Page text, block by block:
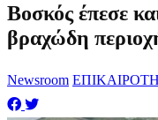
Βοσκός έπεσε
βραχώδη
Newsroom